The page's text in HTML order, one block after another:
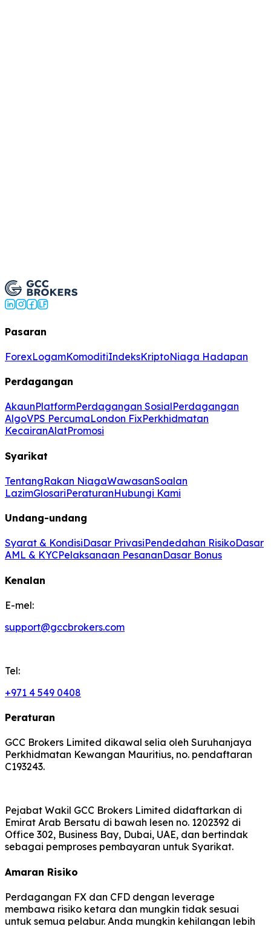
Pasaran
ForexLogamKomoditiIndeksKriptoNiaga Hadapan
Perdagangan
AkaunPlatformPerdagangan SosialPerdagangan
AlgoVPS PercumaLondon FixPerkhidmatan
KecairanAlatPromosi
Syarikat
TentangRakan NiagaWawasanSoalan
LazimGlosariPeraturanHubungi Kami
Undang-undang
Syarat & KondisiDasar PrivasiPendedahan RisikoDasar
AML & KYCPelaksanaan PesananDasar Bonus
Kenalan
E-mel:
support@gccbrokers.com
Tel:
+971 4 549 0408
Peraturan
GCC Brokers Limited dikawal selia oleh Suruhanjaya
Perkhidmatan Kewangan Mauritius, no. pendaftaran
C193243.
Pejabat Wakil GCC Brokers Limited didaftarkan di
Emirat Arab Bersatu di bawah lesen no. 1202392 di
Office 302, Business Bay, Dubai, UAE, dan bertindak
sebagai pemproses pembayaran untuk Syarikat.
Amaran Risiko
Perdagangan FX dan CFD dengan leverage
membawa risiko ketara dan mungkin tidak sesuai
untuk semua pelabur. Anda mungkin kehilangan lebih